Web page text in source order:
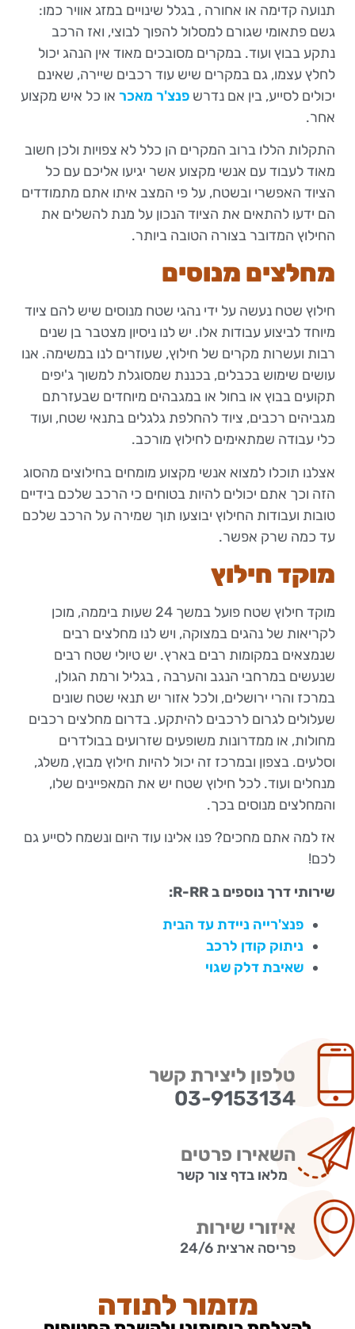
תנועה קדימה או אחורה , בגלל שינויים במזג אוויר כמו:
גשם פתאומי שגורם למסלול להפוך לבוצי, ואז הרכב
נתקע בבוץ ועוד. במקרים מסובכים מאוד אין הנהג יכול
לחלץ עצמו, גם במקרים שיש עוד רכבים שיירה, שאינם
יכולים לסייע, בין אם נדרש פנצ'ר מאכר או כל איש מקצוע
אחר.
התקלות הללו ברוב המקרים הן כלל לא צפויות ולכן חשוב
מאוד לעבוד עם אנשי מקצוע אשר יגיעו אליכם עם כל
הציוד האפשרי ובשטח, על פי המצב איתו אתם מתמודדים
הם ידעו להתאים את הציוד הנכון על מנת להשלים את
החילוץ המדובר בצורה הטובה ביותר.
מחלצים מנוסים
חילוץ שטח נעשה על ידי נהגי שטח מנוסים שיש להם ציוד
מיוחד לביצוע עבודות אלו. יש לנו ניסיון מצטבר בן שנים
רבות ועשרות מקרים של חילוץ, שעוזרים לנו במשימה. אנו
עושים שימוש בכבלים, בכננת שמסוגלת למשוך ג'יפים
תקועים בבוץ או בחול או במגבהים מיוחדים שבעזרתם
מגביהים רכבים, ציוד להחלפת גלגלים בתנאי שטח, ועוד
כלי עבודה שמתאימים לחילוץ מורכב.
אצלנו תוכלו למצוא אנשי מקצוע מומחים בחילוצים מהסוג
הזה וכך אתם יכולים להיות בטוחים כי הרכב שלכם בידיים
טובות ועבודות החילוץ יבוצעו תוך שמירה על הרכב שלכם
עד כמה שרק אפשר.
מוקד חילוץ
מוקד חילוץ שטח פועל במשך 24 שעות ביממה, מוכן
לקריאות של נהגים במצוקה, ויש לנו מחלצים רבים
שנמצאים במקומות רבים בארץ. יש טיולי שטח רבים
שנעשים במרחבי הנגב והערבה , בגליל ורמת הגולן,
במרכז והרי ירושלים, ולכל אזור יש תנאי שטח שונים
שעלולים לגרום לרכבים להיתקע. בדרום מחלצים רכבים
מחולות, או ממדרונות משופעים שזרועים בבולדרים
וסלעים. בצפון ובמרכז זה יכול להיות חילוץ מבוץ, משלג,
מנחלים ועוד. לכל חילוץ שטח יש את המאפיינים שלו,
והמחלצים מנוסים בכך.
אז למה אתם מחכים? פנו אלינו עוד היום ונשמח לסייע גם
לכם!
שירותי דרך נוספים ב R-RR:
פנצ'רייה ניידת עד הבית
ניתוק קודן לרכב
שאיבת דלק שגוי
טלפון ליצירת קשר
03-9153134
השאירו פרטים
מלאו בדף צור קשר
איזורי שירות
פריסה ארצית 24/6
מזמור לתודה